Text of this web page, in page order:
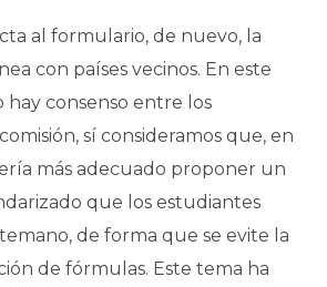
al formulario, de nuevo, la
con países vecinos. En este
hay consenso entre los
sí consideramos que, en
más adecuado proponer un
que los estudiantes
de forma que se evite la
de fórmulas. Este tema ha